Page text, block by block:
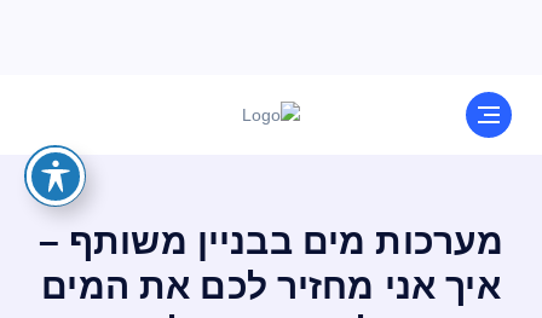
מערכות מים בבניין משותף –
איך אני מחזיר לכם את המים